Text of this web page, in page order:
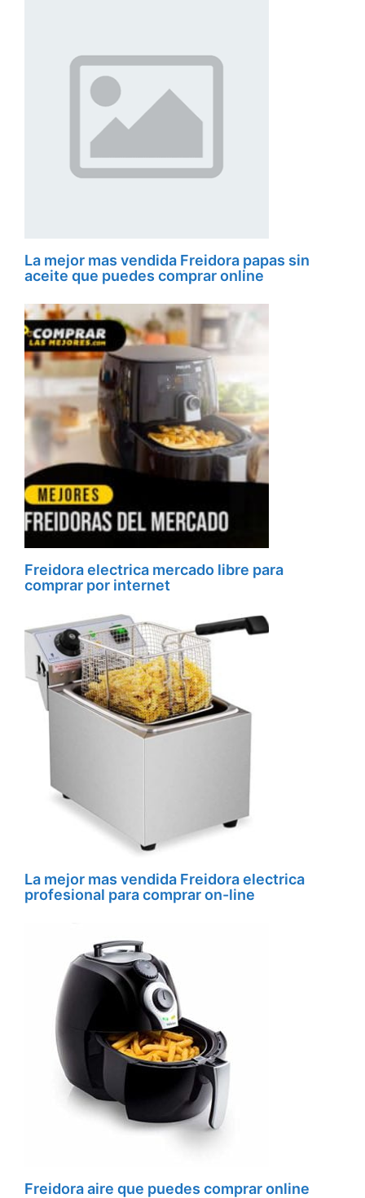
La mejor mas vendida Freidora papas sin
aceite que puedes comprar online
Freidora electrica mercado libre para
comprar por internet
La mejor mas vendida Freidora electrica
profesional para comprar on-line
Freidora aire que puedes comprar online